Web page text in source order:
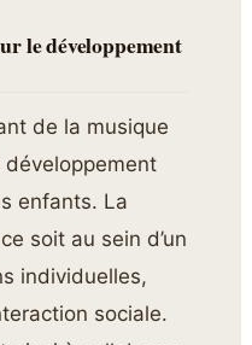
le développement
de la musique
enfants. La
soit au sein d’un
individuelles,
sociale.